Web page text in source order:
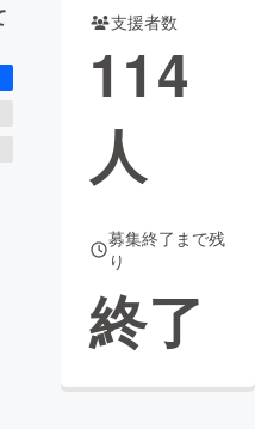
支援者数
114
人
募集終了まで残
り
終了